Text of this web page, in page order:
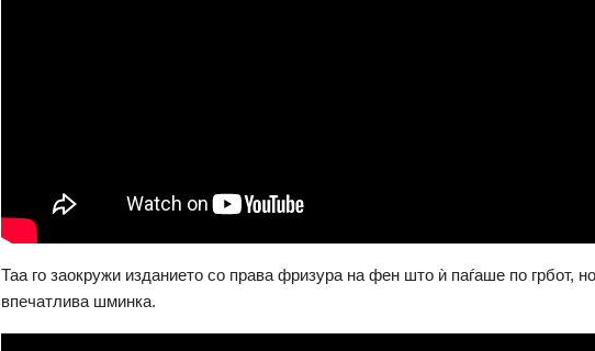
Таа го заокружи изданието со права фризура на фен што ѝ паѓаше по грбот,
впечатлива шминка.